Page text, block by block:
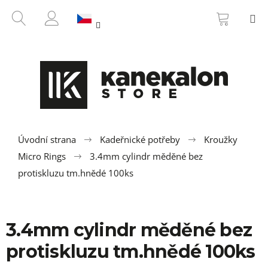
HLEDAT
PŘIHLÁŠENÍ
KOŠÍK
Úvodní strana Kadeřnické potřeby
Kroužky
Micro Rings
3.4mm cylindr měděné bez
protiskluzu tm.hnědé 100ks
3.4mm cylindr měděné bez
protiskluzu tm.hnědé 100ks
ZPĚT
ZPĚT
e
b
e
t
e